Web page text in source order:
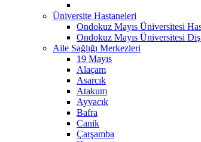
Üniversite Hastaneleri
Ondokuz Mayıs Üniversitesi
Ondokuz Mayıs Üniversitesi
Aile Sağlığı Merkezleri
19 Mayıs
Alaçam
Asarcık
Atakum
Ayvacık
Bafra
Canik
Çarşamba